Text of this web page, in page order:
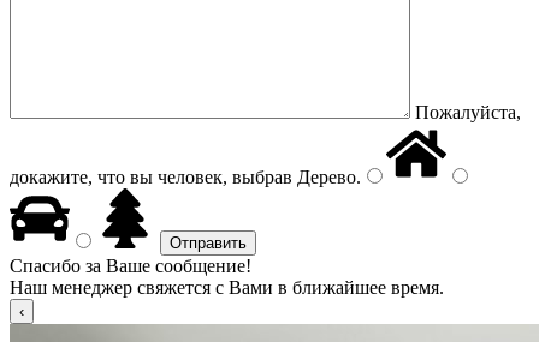
Пожалуйста,
докажите, что вы человек, выбрав Дерево.
Спасибо за Ваше сообщение!
Наш менеджер свяжется с Вами в ближайшее время.